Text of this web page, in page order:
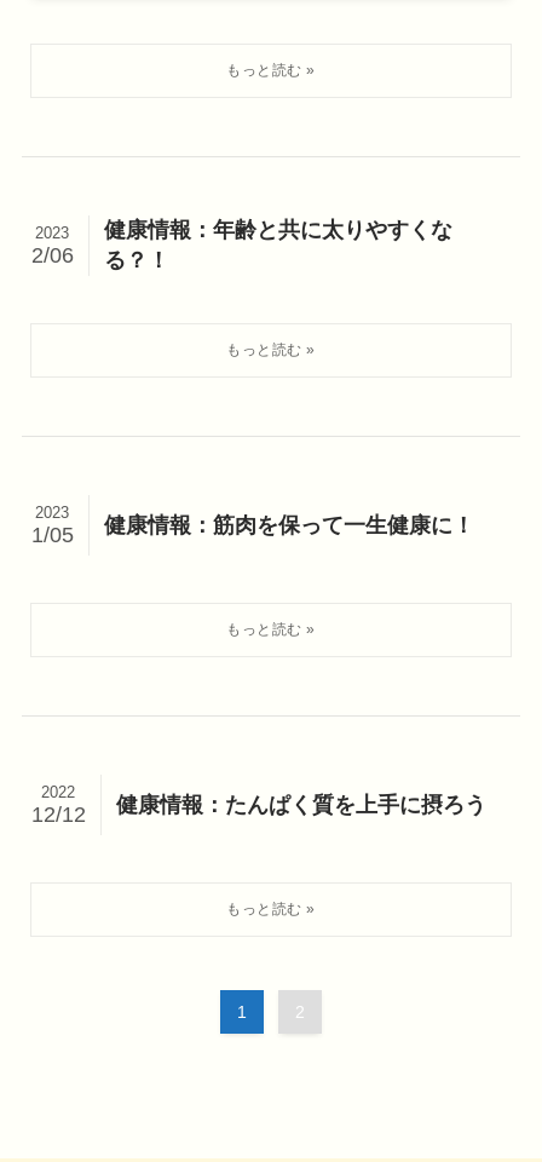
健康情報：年齢と共に太りやすくな
る？！
2023
2/06
健康情報：筋肉を保って一生健康に！
2023
1/05
健康情報：たんぱく質を上手に摂ろう
2022
12/12
1 2